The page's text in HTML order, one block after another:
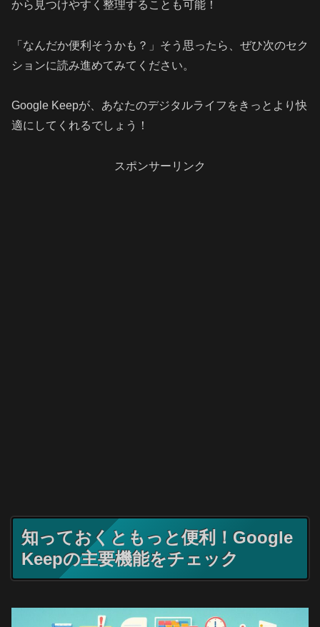
から見つけやすく整理することも可能！
「なんだか便利そうかも？」そう思ったら、ぜひ次のセク
ションに読み進めてみてください。
Google Keepが、あなたのデジタルライフをきっとより快
適にしてくれるでしょう！
スポンサーリンク
知っておくともっと便利！Google
Keepの主要機能をチェック